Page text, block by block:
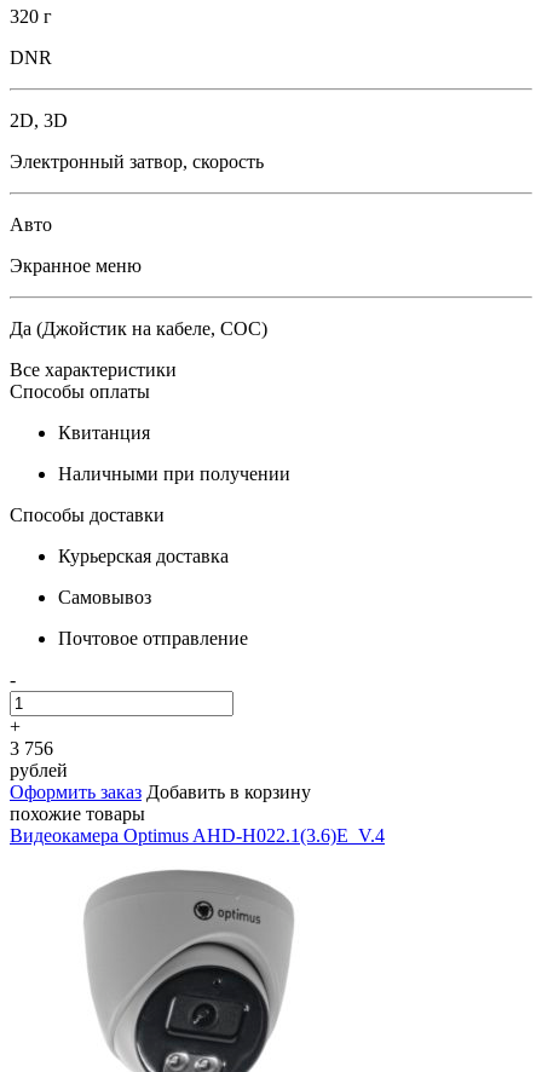
320 г
DNR
2D, 3D
Электронный затвор, скорость
Авто
Экранное меню
Да (Джойстик на кабеле, СОС)
Все характеристики
Способы оплаты
Квитанция
Наличными при получении
Способы доставки
Курьерская доставка
Самовывоз
Почтовое отправление
-
+
3 756
рублей
Оформить заказ Добавить в корзину
похожие товары
Видеокамера Optimus AHD-H022.1(3.6)E_V.4